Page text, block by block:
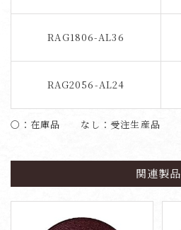
RAG1806-AL36
RAG2056-AL24
〇：在庫品 なし：受注生産品
関連製品